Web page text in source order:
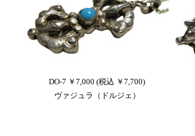
DO-7 ￥7,000 (税込 ￥7,700)
ヴァジュラ（ドルジェ）